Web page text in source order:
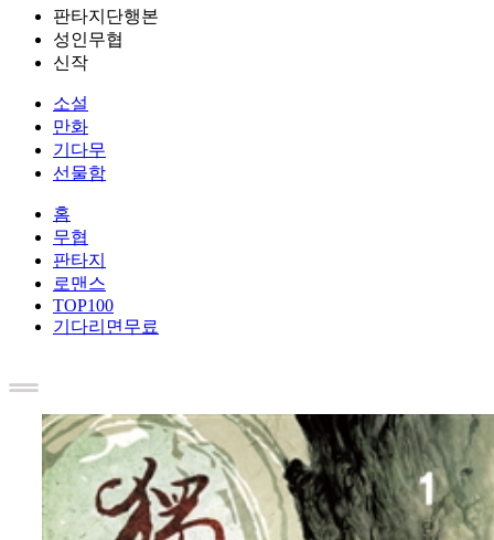
판타지단행본
성인무협
신작
소설
만화
기다무
선물함
홈
무협
판타지
로맨스
TOP100
기다리면무료